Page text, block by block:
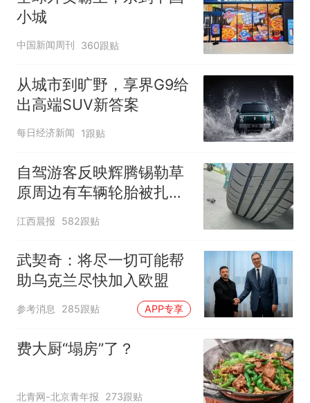
小城
中国新闻周刊 360跟贴
从城市到旷野，享界G9给
出高端SUV新答案
每日经济新闻 1跟贴
自驾游客反映辉腾锡勒草
原周边有车辆轮胎被扎，
修理店铺换胎价格高达千
元，官方发布情况通报
江西晨报 582跟贴
武契奇：将尽一切可能帮
助乌克兰尽快加入欧盟
参考消息 285跟贴 APP专享
费大厨“塌房”了？
北青网-北京青年报 273跟贴